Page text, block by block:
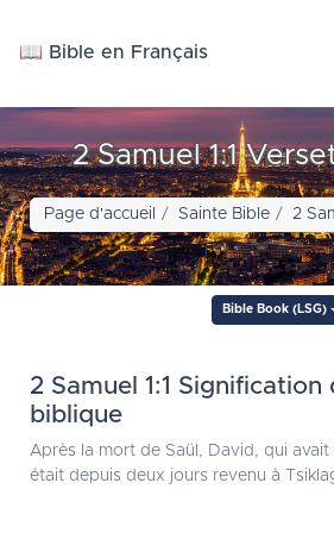
📖 Bible en Français
2 Samuel 1:1
Page d'accueil Sainte Bible 2
Bible Book (LSG)
2 Samuel 1:1 Signification
biblique
Après la mort de Saül, David, qui
était depuis deux jours revenu à